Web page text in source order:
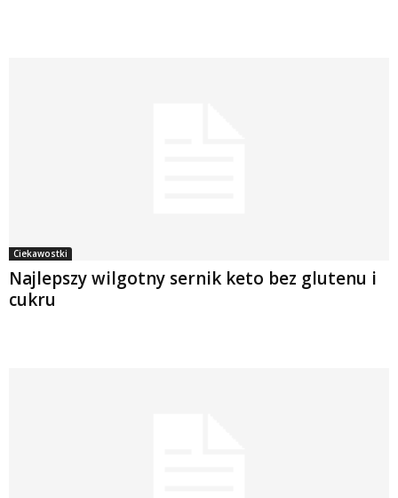
Ciekawostki
Najlepszy wilgotny sernik keto bez glutenu i
cukru